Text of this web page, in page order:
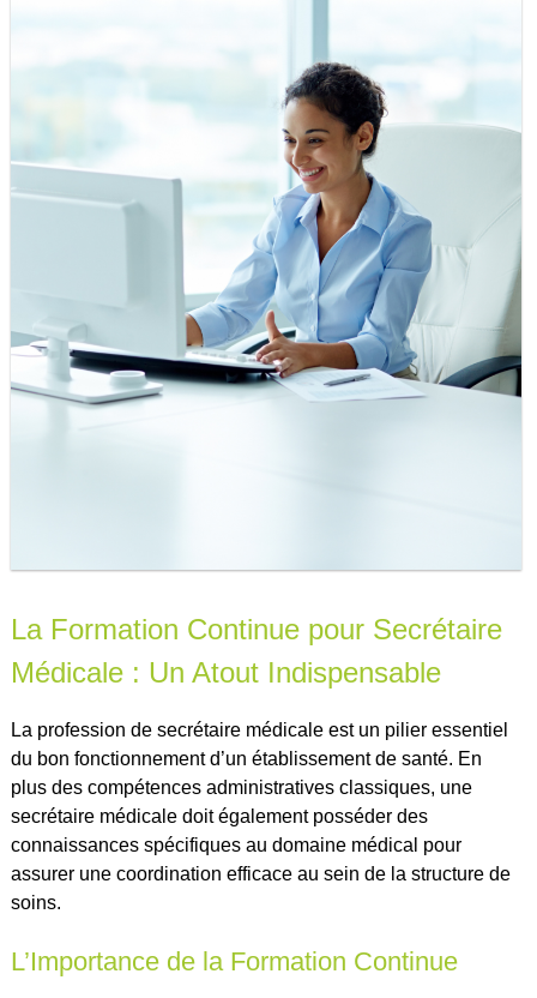
La Formation Continue pour Secrétaire
Médicale : Un Atout Indispensable
La profession de secrétaire médicale est un pilier essentiel
du bon fonctionnement d’un établissement de santé. En
plus des compétences administratives classiques, une
secrétaire médicale doit également posséder des
connaissances spécifiques au domaine médical pour
assurer une coordination efficace au sein de la structure de
soins.
L’Importance de la Formation Continue